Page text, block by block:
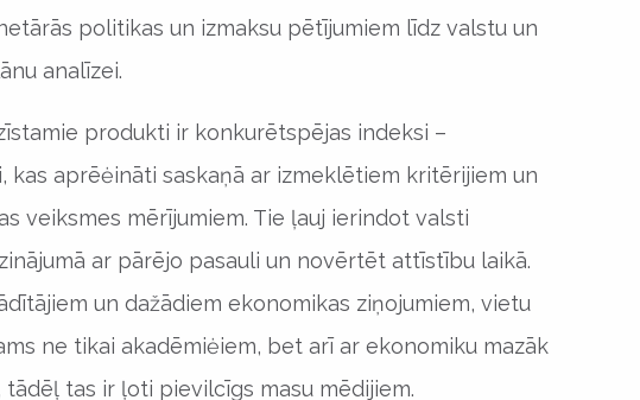
politikas un izmaksu pētījumiem līdz valstu un
analīzei.
produkti ir konkurētspējas indeksi –
kas aprēėināti saskaņā ar izmeklētiem kritērijiem un
veiksmes mērījumiem. Tie ļauj ierindot valsti
ar pārējo pasauli un novērtēt attīstību laikā.
un dažādiem ekonomikas ziņojumiem, vietu
ne tikai akadēmiėiem, bet arī ar ekonomiku mazāk
tas ir ļoti pievilcīgs masu mēdijiem.